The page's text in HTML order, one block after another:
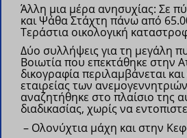
Άλλη μια μέρα ανησυχίας: Σε
και Ψάθα Στάχτη πάνω από
Τεράστια οικολογική
Δύο συλλήψεις για τη μεγάλη
Βοιωτία που επεκτάθηκε στην
δικογραφία περιλαμβάνεται
εταιρείας των
αναζητήθηκε στο πλαίσιο της
διαδικασίας, χωρίς να
– Ολονύχτια μάχη και στην